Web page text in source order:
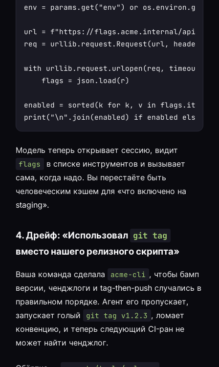
env = params.get("env") or
url = f"https://flags.acme.internal/api/
req = urllib.request.Request(url, headers={"X-
with urllib.request.urlopen(req,
    flags = json.load(r)
enabled = sorted(k for k, v in
Модель теперь открывает сессию, видит
flags
в списке инструментов и вызывает
сама, когда надо. Вы перестаёте быть
человеческим кэшем для «что включено на
staging».
4. Дрейф: «Использовал git tag
вместо нашего релизного скрипта»
Ваша команда сделала acme-cli , чтобы бамп
версии, ченджлоги и tag-then-push случались в
правильном порядке. Агент его пропускает,
запускает голый
git tag v1.2.3 , ломает
конвенцию, и теперь следующий CI-ран не
может найти ченджлог.